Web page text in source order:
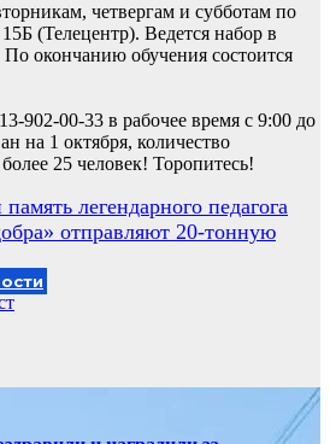
четвергам и субботам по
(Телецентр). Ведется набор в
окончанию обучения состоится
902-00-33 в рабочее время с 9:00 до
на 1 октября, количество
25 человек! Торопитесь!
легендарного педагога
отправляют 20-тонную